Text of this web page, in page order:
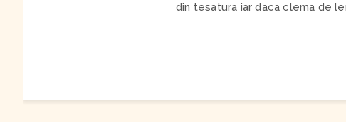
din tesatura iar daca clema de